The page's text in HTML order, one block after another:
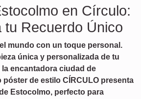
en Círculo:
tu Recuerdo Único
mundo con un toque personal.
única y personalizada de tu
encantadora ciudad de
póster de estilo CÍRCULO presenta
Estocolmo, perfecto para